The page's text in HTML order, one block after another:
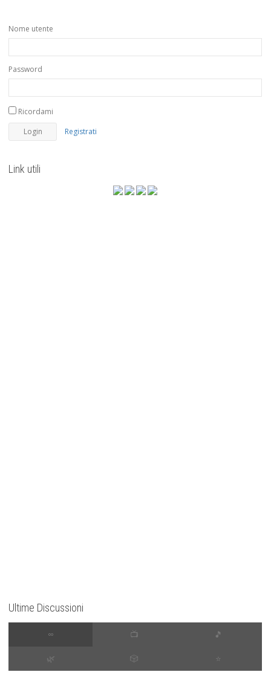
Nome utente
Password
Ricordami
Registrati
Link utili
Ultime Discussioni
∞ 📺 🎵
🌿 🎲 ⭐️